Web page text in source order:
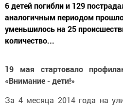
6 детей погибли и 129
аналогичным периодом
уменьшилось на 25
количество...
19 мая стартовало
«Внимание - дети!»
За 4 месяца 2014 года на